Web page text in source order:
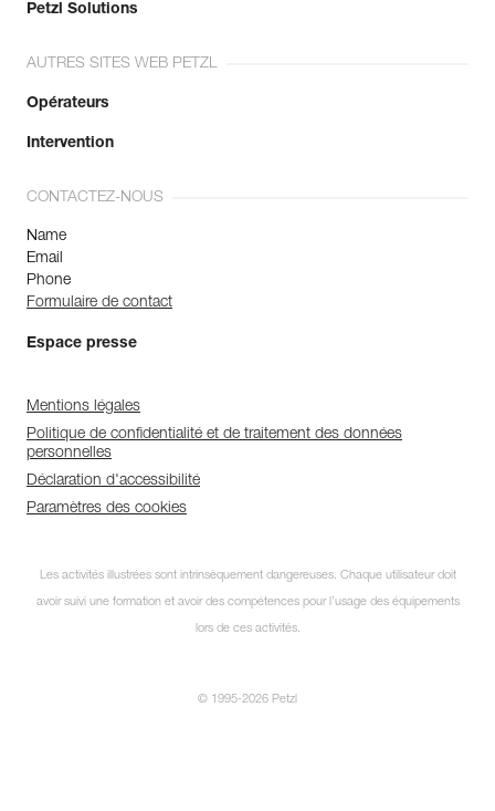
Petzl Solutions
AUTRES SITES WEB PETZL
Opérateurs
Intervention
CONTACTEZ-NOUS
Name
Email
Phone
Formulaire de contact
Espace presse
Mentions légales
Politique de confidentialité et de traitement des données
personnelles
Déclaration d'accessibilité
Paramètres des cookies
Les activités illustrées sont intrinsèquement dangereuses. Chaque utilisateur doit
avoir suivi une formation et avoir des compétences pour l’usage des équipements
lors de ces activités.
© 1995-2026 Petzl